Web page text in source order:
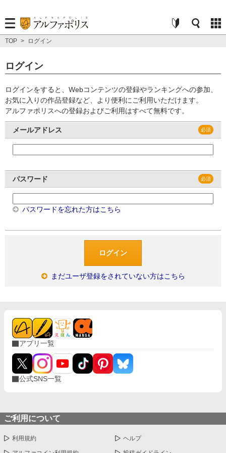
TOP > ログイン
ログイン
ログインをすると、Webコンテンツの登録やランキングへの参加、
お気に入りの作品登録など、より便利にご利用いただけます。
アルファポリスへの登録およびご利用はすべて無料です。
メールアドレス
パスワード
パスワードを忘れた方はこちら
まだユーザ登録をされていない方はこちら
アプリ一覧
公式SNS一覧
ご利用について
利用規約 ヘルプ